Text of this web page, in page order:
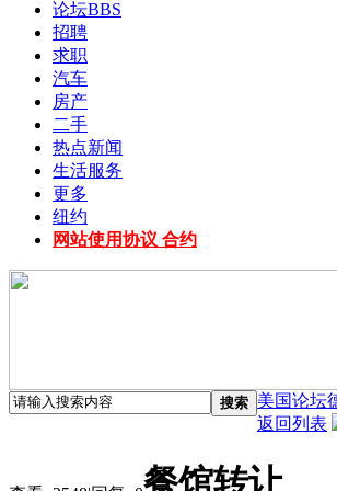
论坛BBS
招聘
求职
汽车
房产
二手
热点新闻
生活服务
更多
纽约
网站使用协议 合约
搜索 美国论坛
返回列表
餐馆转让